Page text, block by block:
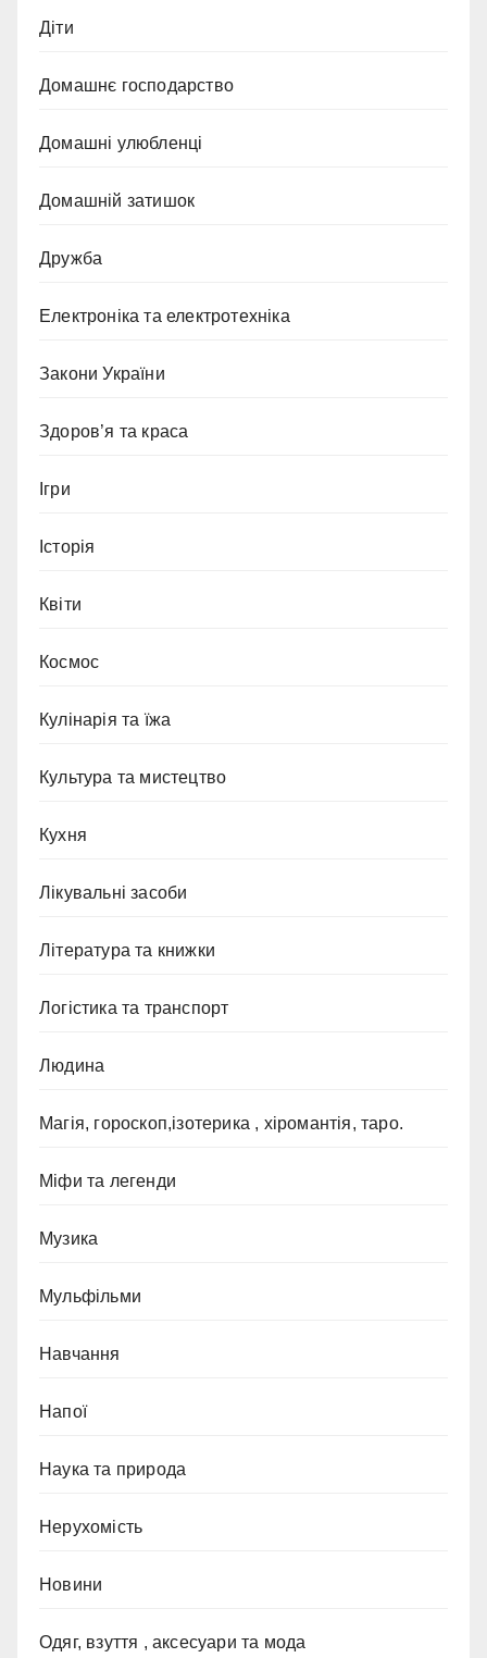
Діти
Домашнє господарство
Домашні улюбленці
Домашній затишок
Дружба
Електроніка та електротехніка
Закони України
Здоров’я та краса
Ігри
Історія
Квіти
Космос
Кулінарія та їжа
Культура та мистецтво
Кухня
Лікувальні засоби
Література та книжки
Логістика та транспорт
Людина
Магія, гороскоп,ізотерика , хіромантія, таро.
Міфи та легенди
Музика
Мульфільми
Навчання
Напої
Наука та природа
Нерухомість
Новини
Одяг, взуття , аксесуари та мода